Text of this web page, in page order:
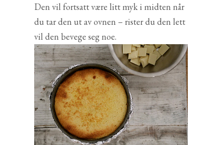
Den vil fortsatt være litt myk i midten når
du tar den ut av ovnen – rister du den lett
vil den bevege seg noe.